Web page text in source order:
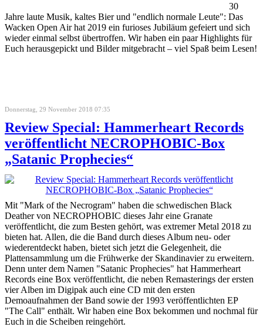
30
Jahre laute Musik, kaltes Bier und "endlich normale Leute": Das
Wacken Open Air hat 2019 ein furioses Jubiläum gefeiert und sich
wieder einmal selbst übertroffen. Wir haben ein paar Highlights für
Euch herausgepickt und Bilder mitgebracht – viel Spaß beim Lesen!
Donnerstag, 29 November 2018 07:35
Review Special: Hammerheart Records
veröffentlicht NECROPHOBIC-Box
„Satanic Prophecies“
Mit "Mark of the Necrogram" haben die schwedischen Black
Deather von NECROPHOBIC dieses Jahr eine Granate
veröffentlicht, die zum Besten gehört, was extremer Metal 2018 zu
bieten hat. Allen, die die Band durch dieses Album neu- oder
wiederentdeckt haben, bietet sich jetzt die Gelegenheit, die
Plattensammlung um die Frühwerke der Skandinavier zu erweitern.
Denn unter dem Namen "Satanic Prophecies" hat Hammerheart
Records eine Box veröffentlicht, die neben Remasterings der ersten
vier Alben im Digipak auch eine CD mit den ersten
Demoaufnahmen der Band sowie der 1993 veröffentlichten EP
"The Call" enthält. Wir haben eine Box bekommen und nochmal für
Euch in die Scheiben reingehört.